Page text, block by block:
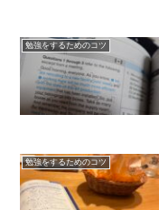
勉強をするためのコツ
勉強をするためのコツ